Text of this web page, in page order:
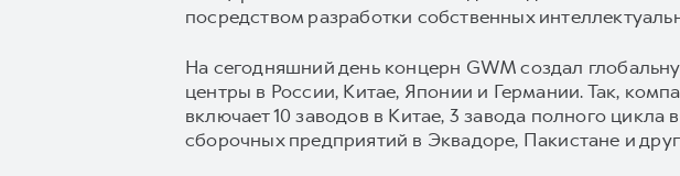
посредством разработки собственных
На сегодняшний день концерн GWM создал
центры в России, Китае, Японии и Германии. Так,
включает 10 заводов в Китае, 3 завода полного
сборочных предприятий в Эквадоре, Пакистане и